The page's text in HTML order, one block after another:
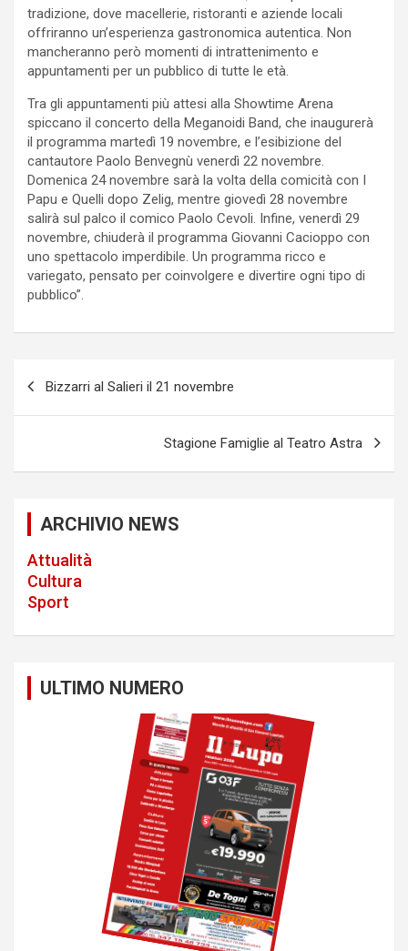
tradizione, dove macellerie, ristoranti e aziende locali
offriranno un’esperienza gastronomica autentica. Non
mancheranno però momenti di intrattenimento e
appuntamenti per un pubblico di tutte le età.
Tra gli appuntamenti più attesi alla Showtime Arena
spiccano il concerto della Meganoidi Band, che inaugurerà
il programma martedì 19 novembre, e l’esibizione del
cantautore Paolo Benvegnù venerdì 22 novembre.
Domenica 24 novembre sarà la volta della comicità con I
Papu e Quelli dopo Zelig, mentre giovedì 28 novembre
salirà sul palco il comico Paolo Cevoli. Infine, venerdì 29
novembre, chiuderà il programma Giovanni Cacioppo con
uno spettacolo imperdibile. Un programma ricco e
variegato, pensato per coinvolgere e divertire ogni tipo di
pubblico”.
a
Bizzarri al Salieri il 21 novembre
Stagione Famiglie al Teatro Astra
ARCHIVIO NEWS
Attualità
Cultura
Sport
ULTIMO NUMERO